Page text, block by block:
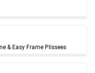
& Easy Frame Plissees